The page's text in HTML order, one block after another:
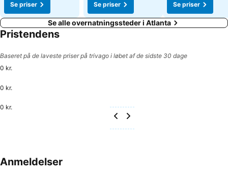
Se priser
Se priser
Se priser
Se alle overnatningssteder i Atlanta
Pristendens
Baseret på de laveste priser på trivago i løbet af de sidste 30 dage
0 kr.
0 kr.
0 kr.
Anmeldelser